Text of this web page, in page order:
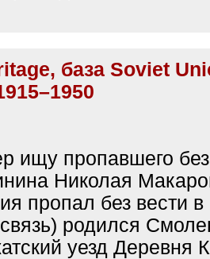
база Soviet
ищу пропавшего без
Николая
пропал без вести
родился
уезд Деревня